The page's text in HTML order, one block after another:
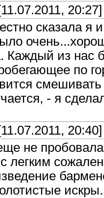
[11.07.2011, 20:27]
сказала
Каждый из
по
- я
[11.07.2011, 20:40]
не
легким
искры.